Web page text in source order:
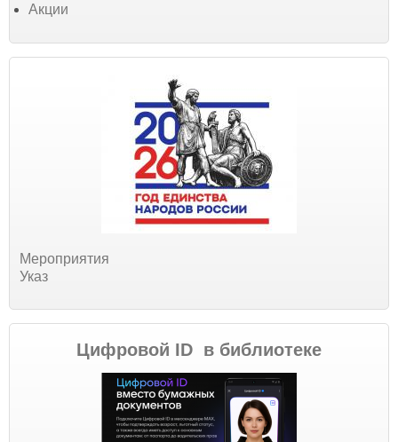
Акции
Мероприятия
Указ
Цифровой ID в библиотеке